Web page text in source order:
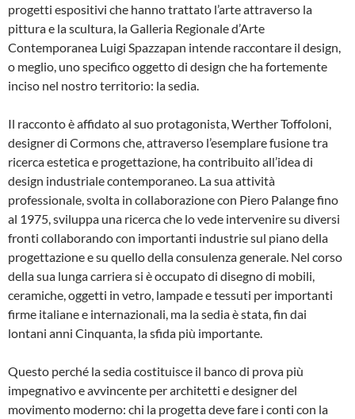
progetti espositivi che hanno trattato l’arte attraverso la
pittura e la scultura, la Galleria Regionale d’Arte
Contemporanea Luigi Spazzapan intende raccontare il design,
o meglio, uno specifico oggetto di design che ha fortemente
inciso nel nostro territorio: la sedia.
Il racconto è affidato al suo protagonista, Werther Toffoloni,
designer di Cormons che, attraverso l’esemplare fusione tra
ricerca estetica e progettazione, ha contribuito all’idea di
design industriale contemporaneo. La sua attività
professionale, svolta in collaborazione con Piero Palange fino
al 1975, sviluppa una ricerca che lo vede intervenire su diversi
fronti collaborando con importanti industrie sul piano della
progettazione e su quello della consulenza generale. Nel corso
della sua lunga carriera si è occupato di disegno di mobili,
ceramiche, oggetti in vetro, lampade e tessuti per importanti
firme italiane e internazionali, ma la sedia è stata, fin dai
lontani anni Cinquanta, la sfida più importante.
Questo perché la sedia costituisce il banco di prova più
impegnativo e avvincente per architetti e designer del
movimento moderno: chi la progetta deve fare i conti con la